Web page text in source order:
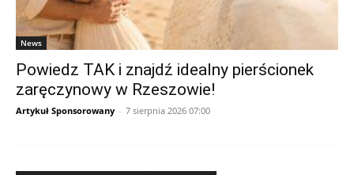
News
Powiedz TAK i znajdź idealny pierścionek
zaręczynowy w Rzeszowie!
Artykuł Sponsorowany - 7 sierpnia 2026 07:00